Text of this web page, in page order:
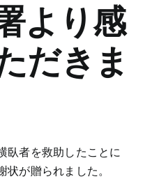
より感
だきま
臥者を救助したことに
が贈られました。